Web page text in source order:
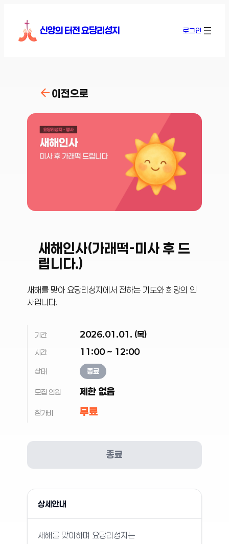
신앙의 터전 요당리성지 로그인
이전으로
새해인사(가래떡-미사 후 드
립니다.)
새해를 맞아 요당리성지에서 전하는 기도와 희망의 인
사입니다.
기간 2026.01.01. (목)
시간 11:00 ~ 12:00
상태 종료
모집 인원 제한 없음
참가비 무료
종료
상세안내
새해를 맞이하며 요당리성지는